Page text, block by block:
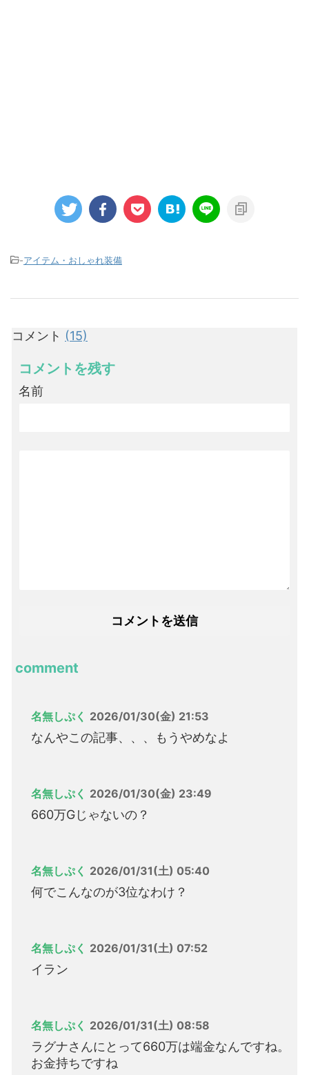
-アイテム・おしゃれ装備
コメント (15)
コメントを残す
名前
comment
名無しぷく 2026/01/30(金) 21:53
なんやこの記事、、、もうやめなよ
名無しぷく 2026/01/30(金) 23:49
660万Gじゃないの？
名無しぷく 2026/01/31(土) 05:40
何でこんなのが3位なわけ？
名無しぷく 2026/01/31(土) 07:52
イラン
名無しぷく 2026/01/31(土) 08:58
ラグナさんにとって660万は端金なんですね。
お金持ちですね